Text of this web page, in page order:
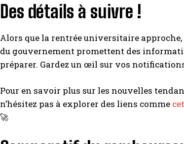
Des détails à suivre !
Alors que la rentrée universitaire approche,
du gouvernement promettent des
préparer. Gardez un œil sur vos
Pour en savoir plus sur les nouvelles
n’hésitez pas à explorer des liens comme
🚀